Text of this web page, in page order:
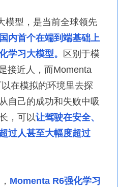
模型，是当前全球领先
国内首个在端到端基础上
学习大模型。
区别于模
接近人，而Momenta
在模拟的环境里去探
自己的成功和失败中吸
，可以让驾驶在安全、
过人甚至大幅度超过
Momenta R6强化学习